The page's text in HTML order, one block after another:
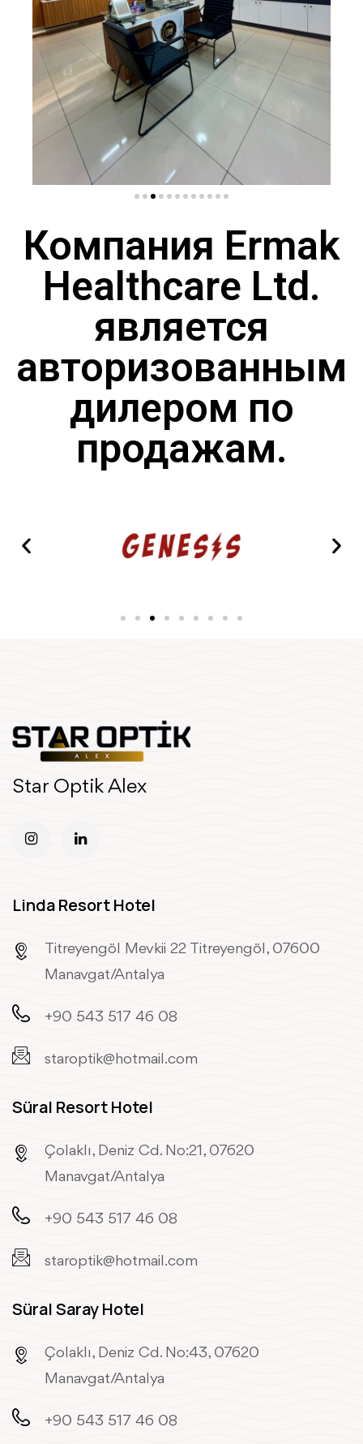
Компания Ermak
Healthcare Ltd.
является
авторизованным
дилером по
продажам.
Star Optik Alex
Linda Resort Hotel
Titreyengöl Mevkii 22 Titreyengöl, 07600
Manavgat/Antalya
+90 543 517 46 08
staroptik@hotmail.com
Süral Resort Hotel
Çolaklı, Deniz Cd. No:21, 07620
Manavgat/Antalya
+90 543 517 46 08
staroptik@hotmail.com
Süral Saray Hotel
Çolaklı, Deniz Cd. No:43, 07620
Manavgat/Antalya
+90 543 517 46 08